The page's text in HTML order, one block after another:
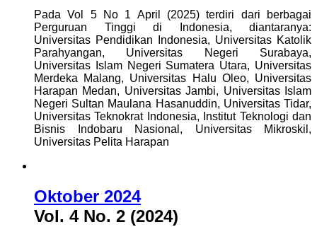
Pada Vol 5 No 1 April (2025) terdiri dari berbagai
Perguruan Tinggi di Indonesia, diantaranya:
Universitas Pendidikan Indonesia, Universitas Katolik
Parahyangan, Universitas Negeri Surabaya,
Universitas Islam Negeri Sumatera Utara, Universitas
Merdeka Malang, Universitas Halu Oleo, Universitas
Harapan Medan, Universitas Jambi, Universitas Islam
Negeri Sultan Maulana Hasanuddin, Universitas Tidar,
Universitas Teknokrat Indonesia, Institut Teknologi dan
Bisnis Indobaru Nasional, Universitas Mikroskil,
Universitas Pelita Harapan
Oktober 2024
Vol. 4 No. 2 (2024)